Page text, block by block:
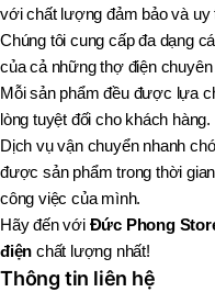
với chất lượng đảm bảo và uy
Chúng tôi cung cấp đa dạng
của cả những thợ điện
Mỗi sản phẩm đều được lựa
lòng tuyệt đối cho khách hàng.
Dịch vụ vận chuyển nhanh
được sản phẩm trong thời
công việc của mình.
Hãy đến với Đức Phong
điện chất lượng nhất!
Thông tin liên hệ